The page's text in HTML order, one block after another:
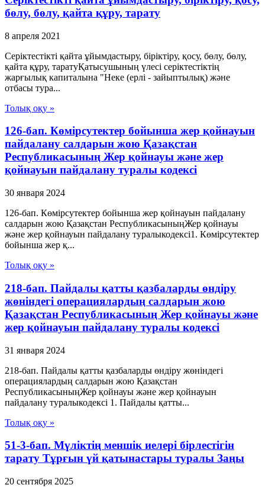
бөлу, бөлу, қайта құру, тарату
8 апреля 2021
Серіктестікті қайта ұйымдастыру, біріктіру, қосу, бөлу, бөлу,
қайта құру, таратуҚатысушының үлесі серіктестіктің
жарғылық капиталына "Неке (ерлі - зайыптылық) және
отбасы тура...
Толық оқу »
126-бап. Көмірсутектер бойынша жер қойнауын
пайдалану салдарын жою Қазақстан
Республикасының Жер қойнауы және жер
қойнауын пайдалану туралы кодексі
30 января 2024
126-бап. Көмірсутектер бойынша жер қойнауын пайдалану
салдарын жою Қазақстан РеспубликасыныңЖер қойнауы
және жер қойнауын пайдалану туралыкодексі1. Көмірсутектер
бойынша жер қ...
Толық оқу »
218-бап. Пайдалы қатты қазбаларды өндіру
жөніндегі операциялардың салдарын жою
Қазақстан Республикасының Жер қойнауы және
жер қойнауын пайдалану туралы кодексі
31 января 2024
218-бап. Пайдалы қатты қазбаларды өндіру жөніндегі
операциялардың салдарын жою Қазақстан
РеспубликасыныңЖер қойнауы және жер қойнауын
пайдалану туралыкодексі 1. Пайдалы қатты...
Толық оқу »
51-3-бап. Мүліктің меншік иелері бірлестігін
тарату Тұрғын үй қатынастары туралы Заңы
20 сентября 2025